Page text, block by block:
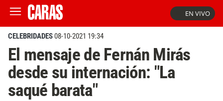
EN VIVO
CELEBRIDADES08-10-2021 19:34
El mensaje de Fernán Mirás
desde su internación: "La
saqué barata"